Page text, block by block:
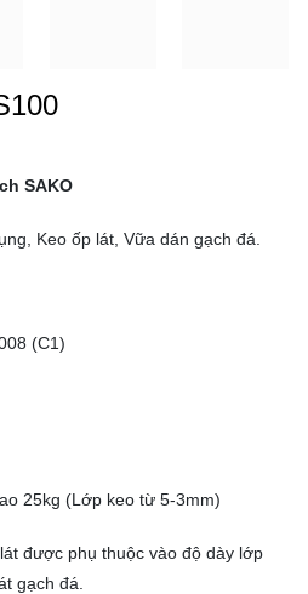
SAKO
Keo ốp lát, Vữa dán gạch đá.
(C1)
25kg (Lớp keo từ 5-3mm)
được phụ thuộc vào độ dày lớp
gạch đá.